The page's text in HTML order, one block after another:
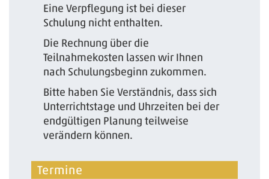
Eine Verpflegung ist bei dieser
Schulung nicht enthalten.
Die Rechnung über die
Teilnahmekosten lassen wir Ihnen
nach Schulungsbeginn zukommen.
Bitte haben Sie Verständnis, dass sich
Unterrichtstage und Uhrzeiten bei der
endgültigen Planung teilweise
verändern können.
Termine